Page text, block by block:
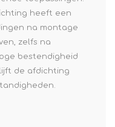
heeft een
na montage
zelfs na
bestendigheid
de afdichting